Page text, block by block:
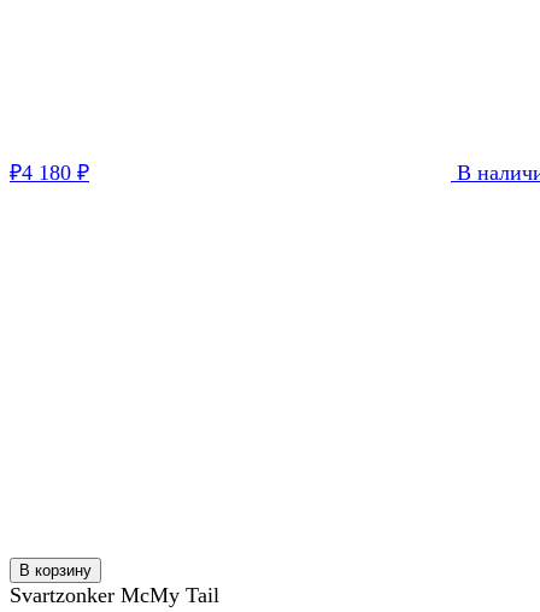
₽4 180 ₽ В
В корзину
Svartzonker McMy Tail